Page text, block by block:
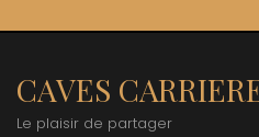
CAVES
Le plaisir de partager